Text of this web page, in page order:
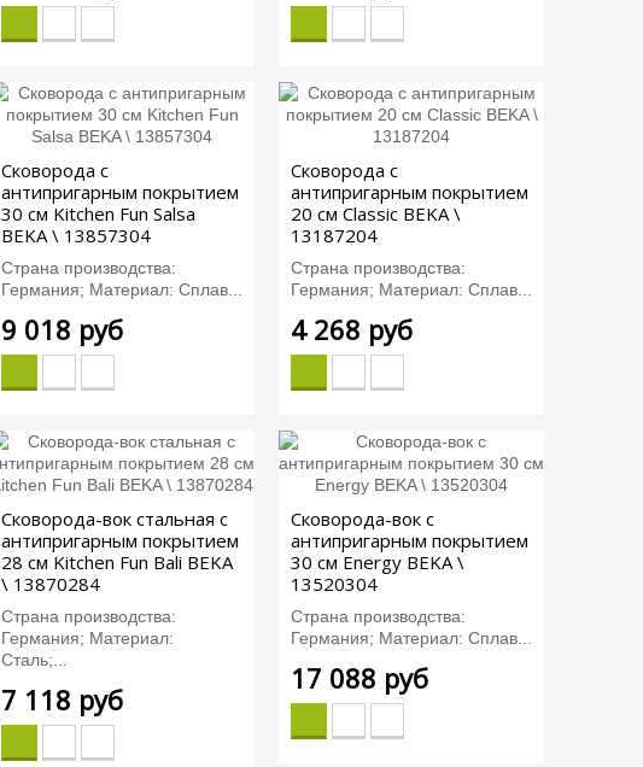
Сковорода с
антипригарным покрытием
30 см Kitchen Fun Salsa
BEKA \ 13857304
Страна производства:
Германия; Материал: Сплав...
9 018 руб
Сковорода с
антипригарным покрытием
20 см Classic BEKA \
13187204
Страна производства:
Германия; Материал: Сплав...
4 268 руб
Сковорода-вок стальная с
антипригарным покрытием
28 см Kitchen Fun Bali BEKA
\ 13870284
Страна производства:
Германия; Материал:
Сталь;...
7 118 руб
Сковорода-вок с
антипригарным покрытием
30 см Energy BEKA \
13520304
Страна производства:
Германия; Материал: Сплав...
17 088 руб